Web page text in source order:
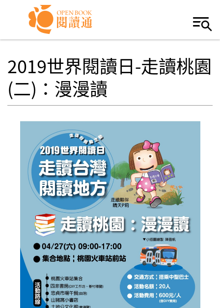
Skip to navigation
移至主內容
2019世界閱讀日-走讀桃園
(二)：漫漫讀